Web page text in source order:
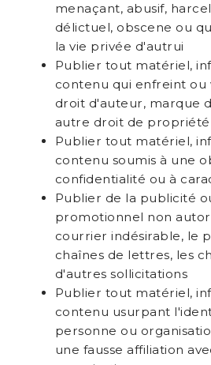
menaçant, abusif,
délictuel, obscene ou
la vie privée d'autrui
Publier tout matériel,
contenu qui enfreint
droit d'auteur, marque
autre droit de
Publier tout matériel,
contenu soumis à une
confidentialité ou à
Publier de la publicité
promotionnel non
courrier indésirable, le
chaînes de lettres, les
d'autres sollicitations
Publier tout matériel,
contenu usurpant
personne ou
une fausse affiliation